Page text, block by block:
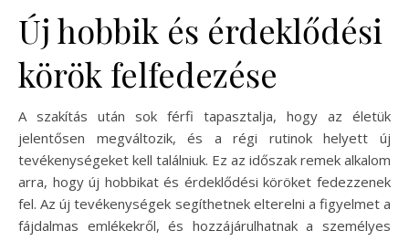
Új hobbik és érdeklődési
körök felfedezése
A szakítás után sok férfi tapasztalja, hogy az életük
jelentősen megváltozik, és a régi rutinok helyett új
tevékenységeket kell találniuk. Ez az időszak remek alkalom
arra, hogy új hobbikat és érdeklődési köröket fedezzenek
fel. Az új tevékenységek segíthetnek elterelni a figyelmet a
fájdalmas emlékekről, és hozzájárulhatnak a személyes